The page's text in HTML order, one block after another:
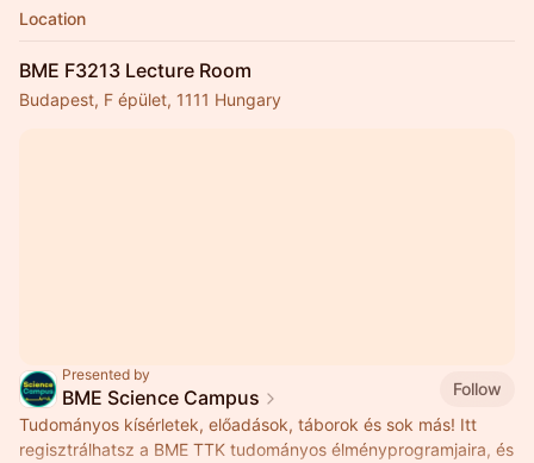
Location
BME F3213 Lecture Room
Budapest, F épület, 1111 Hungary
Presented by
BME Science Campus
Follow
Tudományos kísérletek, előadások, táborok és sok más! Itt
regisztrálhatsz a BME TTK tudományos élményprogramjaira, és